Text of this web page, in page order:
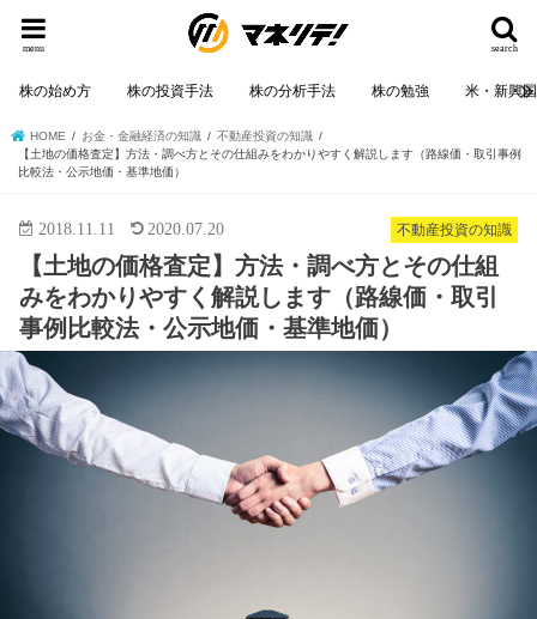
search
menu
株の始め方 株の投資手法 株の分析手法 株の勉強 米・新興
HOME お金・金融経済の知識
不動産投資の知識
【土地の価格査定】方法・調べ方とその仕組みをわかりやすく解説します（路線価・取引事例
比較法・公示地価・基準地価）
不動産投資の知識
2018.11.11 2020.07.20
【土地の価格査定】方法・調べ方とその仕組
みをわかりやすく解説します（路線価・取引
事例比較法・公示地価・基準地価）